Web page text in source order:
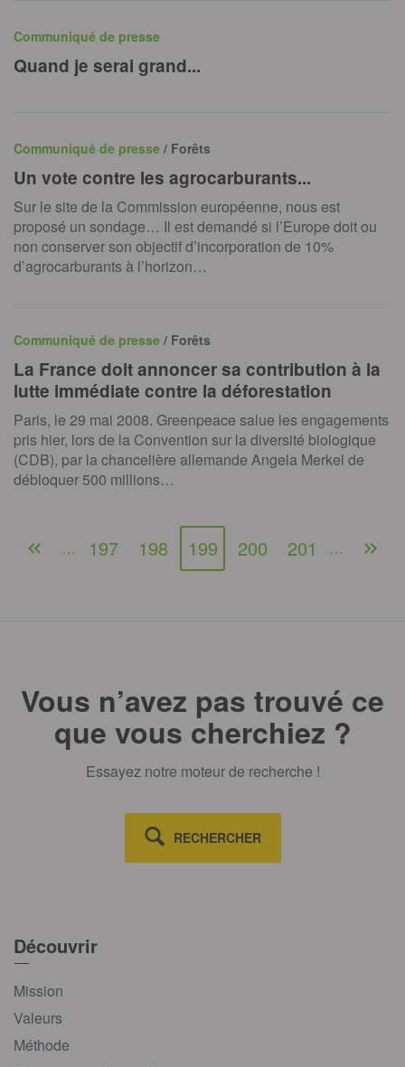
Communiqué de presse
Quand je serai grand...
Communiqué de presse / Forêts
Un vote contre les agrocarburants...
Sur le site de la Commission européenne, nous est
proposé un sondage… Il est demandé si l’Europe doit ou
non conserver son objectif d’incorporation de 10%
d’agrocarburants à l’horizon…
Communiqué de presse / Forêts
La France doit annoncer sa contribution à la
lutte immédiate contre la déforestation
Paris, le 29 mai 2008. Greenpeace salue les engagements
pris hier, lors de la Convention sur la diversité biologique
(CDB), par la chancelière allemande Angela Merkel de
débloquer 500 millions…
… 197 198 199 200 201 …
Vous n’avez pas trouvé ce
que vous cherchiez ?
Essayez notre moteur de recherche !
RECHERCHER
Découvrir
Mission
Valeurs
Méthode